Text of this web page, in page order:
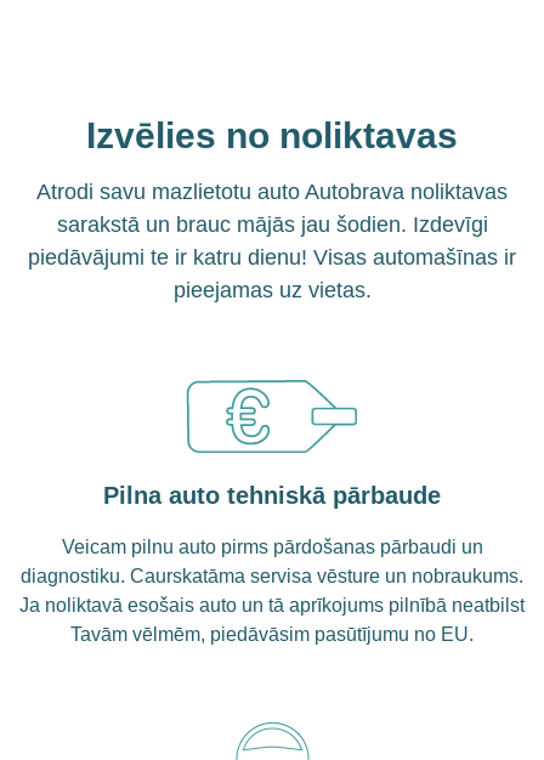
Izvēlies no noliktavas
Atrodi savu mazlietotu auto Autobrava noliktavas
sarakstā un brauc mājās jau šodien. Izdevīgi
piedāvājumi te ir katru dienu! Visas automašīnas ir
pieejamas uz vietas.
Pilna auto tehniskā pārbaude
Veicam pilnu auto pirms pārdošanas pārbaudi un
diagnostiku. Caurskatāma servisa vēsture un nobraukums.
Ja noliktavā esošais auto un tā aprīkojums pilnībā neatbilst
Tavām vēlmēm, piedāvāsim pasūtījumu no EU.